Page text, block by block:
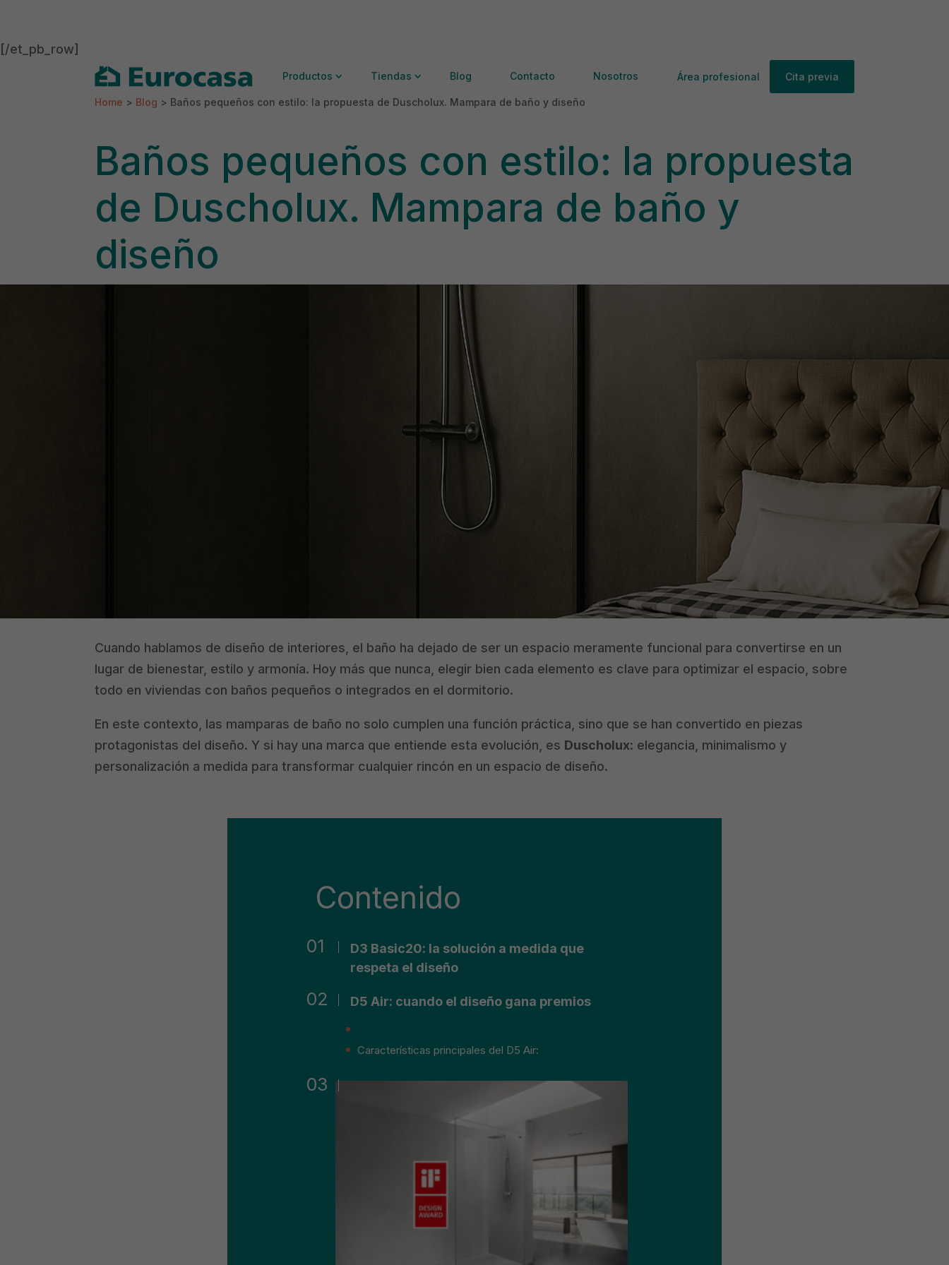
[/et_pb_row]
Productos Tiendas Blog Contacto Nosotros Área profesional Cita previa
Home > Blog > Baños pequeños con estilo: la propuesta de Duscholux. Mampara de baño y diseño
Baños pequeños con estilo: la propuesta
de Duscholux. Mampara de baño y
diseño
Cuando hablamos de diseño de interiores, el baño ha dejado de ser un espacio meramente funcional para convertirse en un
lugar de bienestar, estilo y armonía. Hoy más que nunca, elegir bien cada elemento es clave para optimizar el espacio, sobre
todo en viviendas con baños pequeños o integrados en el dormitorio.
En este contexto, las mamparas de baño no solo cumplen una función práctica, sino que se han convertido en piezas
protagonistas del diseño. Y si hay una marca que entiende esta evolución, es Duscholux: elegancia, minimalismo y
personalización a medida para transformar cualquier rincón en un espacio de diseño.
Contenido
D3 Basic20: la solución a medida que
respeta el diseño
D5 Air: cuando el diseño gana premios
Características principales del D5 Air: